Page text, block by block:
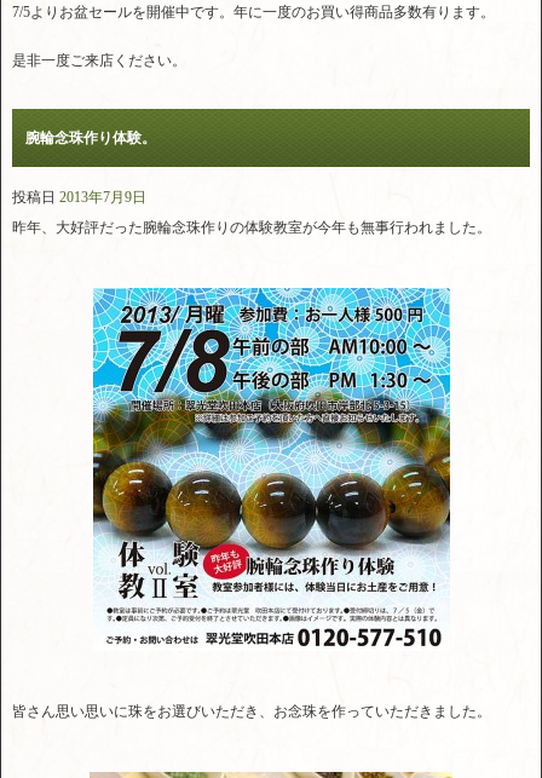
7/5よりお盆セールを開催中です。年に一度のお買い得商品多数有ります。
是非一度ご来店ください。
腕輪念珠作り体験。
投稿日 2013年7月9日
昨年、大好評だった腕輪念珠作りの体験教室が今年も無事行われました。
皆さん思い思いに珠をお選びいただき、お念珠を作っていただきました。